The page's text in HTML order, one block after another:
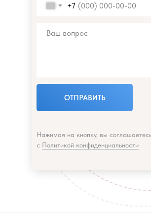
+7
ОТПРАВИТЬ
Нажимая на кнопку, вы
с Политикой конфиденциальности